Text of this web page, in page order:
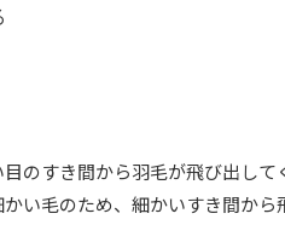
のすき間から羽毛が飛び出し
い毛のため、細かいすき間か